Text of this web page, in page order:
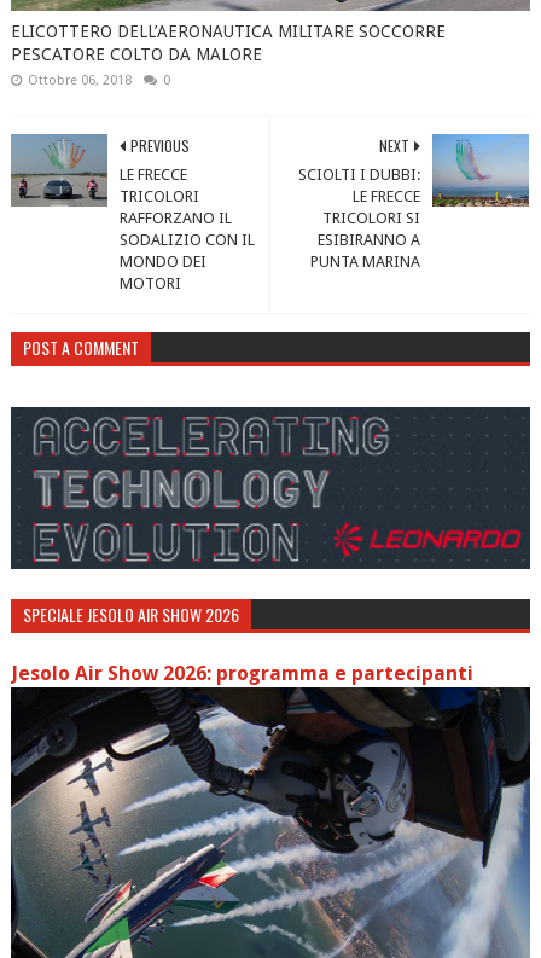
ELICOTTERO DELL’AERONAUTICA MILITARE SOCCORRE
PESCATORE COLTO DA MALORE
Ottobre 06, 2018 0
NEXT
SCIOLTI I DUBBI:
LE FRECCE
TRICOLORI SI
ESIBIRANNO A
PUNTA MARINA
PREVIOUS
LE FRECCE
TRICOLORI
RAFFORZANO IL
SODALIZIO CON IL
MONDO DEI
MOTORI
POST A COMMENT
SPECIALE JESOLO AIR SHOW 2026
Jesolo Air Show 2026: programma e partecipanti